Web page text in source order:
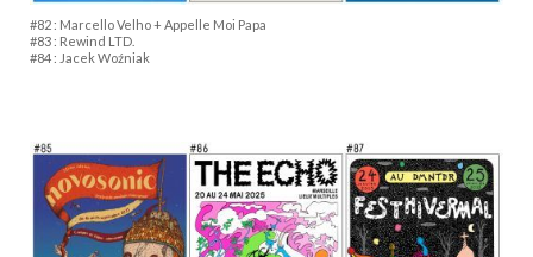
#82 : Marcello Velho + Appelle Moi Papa
#83 : Rewind LTD.
#84 : Jacek Woźniak